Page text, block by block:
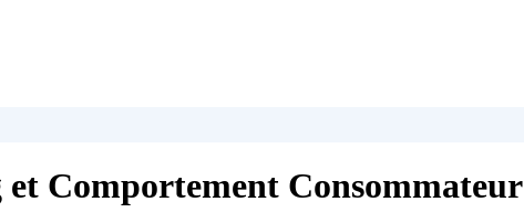
Comportement Consommateur